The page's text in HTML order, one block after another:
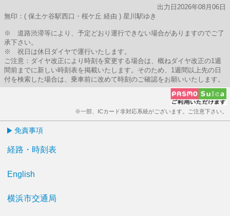
出力日2026年08月06日
無印：( 保土ケ谷駅西口・桜ケ丘 経由 ) 星川駅ゆき
※ 道路渋滞等により、予定どおり運行できない場合がありますのでご了
承下さい。
※ 祝日は休日ダイヤで運行いたします。
ご注意：ダイヤ改正により時刻を変更する場合は、概ねダイヤ改正の1週
間前までに新しい時刻表を掲載いたします。そのため、1週間以上先の日
付を検索した場合は、乗車前に改めて時刻のご確認をお願いいたします。
※一部、ICカード非対応系統がございます。ご注意下さい。
免責事項
経路・時刻表
English
横浜市交通局